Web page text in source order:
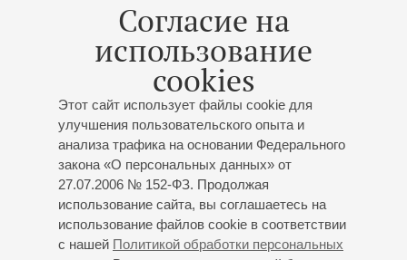
Согласие на
использование
cookies
Этот сайт использует файлы cookie для
улучшения пользовательского опыта и
анализа трафика на основании Федерального
закона «О персональных данных» от
27.07.2006 № 152-ФЗ. Продолжая
использование сайта, вы соглашаетесь на
использование файлов cookie в соответствии
с нашей Политикой обработки персональных
марта,2027 15:00 Вс
Вокальная музыка: голос и всё
о нем
Концерт 13-го абонемента «Музыкальная азбука
Детский хор Филармонического общества Санкт-
Петербурга
Екатерина Андреева(художественный
руководитель)